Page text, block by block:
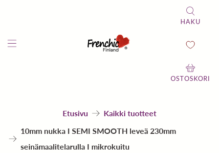
HAKU
OSTOSKORI
Etusivu
Kaikki tuotteet
10mm nukka I SEMI SMOOTH leveä 230mm
seinämaalitelarulla I mikrokuitu